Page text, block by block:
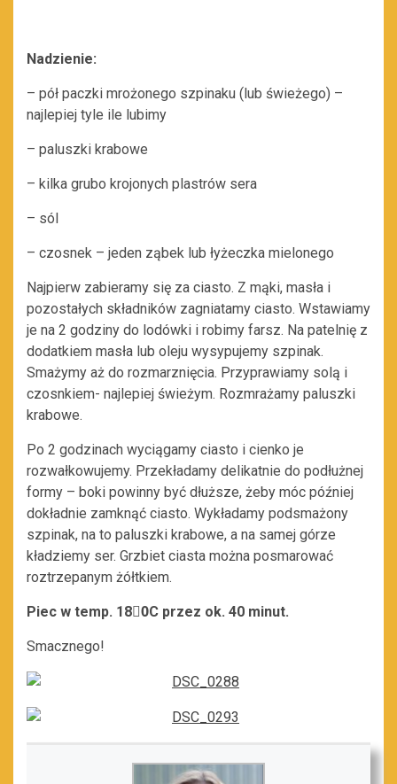
Nadzienie:
– pół paczki mrożonego szpinaku (lub świeżego) –
najlepiej tyle ile lubimy
– paluszki krabowe
– kilka grubo krojonych plastrów sera
– sól
– czosnek – jeden ząbek lub łyżeczka mielonego
Najpierw zabieramy się za ciasto. Z mąki, masła i
pozostałych składników zagniatamy ciasto. Wstawiamy
je na 2 godziny do lodówki i robimy farsz. Na patelnię z
dodatkiem masła lub oleju wysypujemy szpinak.
Smażymy aż do rozmarznięcia. Przyprawiamy solą i
czosnkiem- najlepiej świeżym. Rozmrażamy paluszki
krabowe.
Po 2 godzinach wyciągamy ciasto i cienko je
rozwałkowujemy. Przekładamy delikatnie do podłużnej
formy – boki powinny być dłuższe, żeby móc później
dokładnie zamknąć ciasto. Wykładamy podsmażony
szpinak, na to paluszki krabowe, a na samej górze
kładziemy ser. Grzbiet ciasta można posmarować
roztrzepanym żółtkiem.
Piec w temp. 180ْC przez ok. 40 minut.
Smacznego!